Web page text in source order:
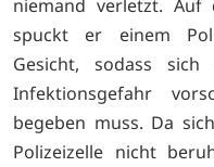
niemand verletzt. Auf
spuckt er einem
Gesicht, sodass
Infektionsgefahr
begeben muss. Da
Polizeizelle nicht